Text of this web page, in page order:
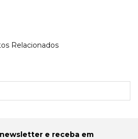
Relacionados
e receba em